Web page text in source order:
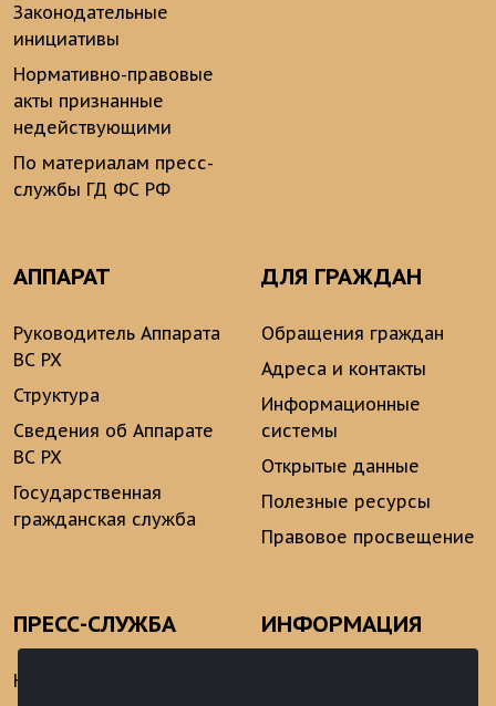
Законодательные
инициативы
Нормативно-правовые
акты признанные
недействующими
По материалам пресс-
службы ГД ФС РФ
АППАРАТ
Руководитель Аппарата
ВС РХ
Структура
Сведения об Аппарате
ВС РХ
Государственная
гражданская служба
ДЛЯ ГРАЖДАН
Обращения граждан
Адреса и контакты
Информационные
системы
Открытые данные
Полезные ресурсы
Правовое просвещение
ПРЕСС-СЛУЖБА
Новости
ИНФОРМАЦИЯ